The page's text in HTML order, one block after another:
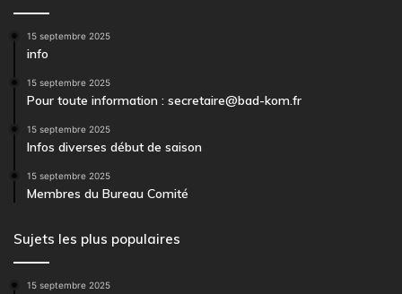
15 septembre 2025
info
15 septembre 2025
Pour toute information : secretaire@bad-kom.fr
15 septembre 2025
Infos diverses début de saison
15 septembre 2025
Membres du Bureau Comité
Sujets les plus populaires
15 septembre 2025